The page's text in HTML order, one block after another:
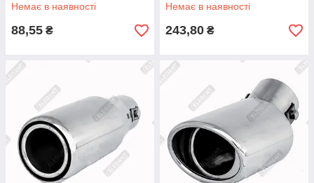
Немає в наявності
88,55 ₴
Немає в наявності
243,80 ₴